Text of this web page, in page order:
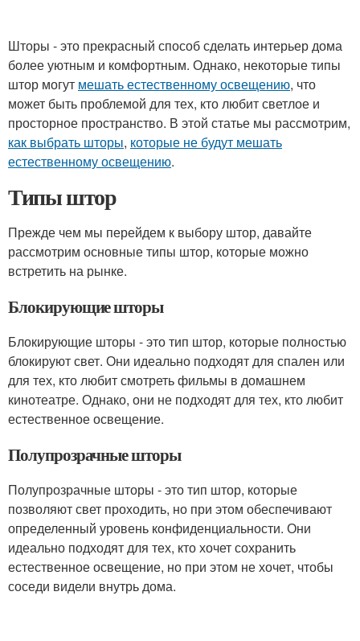
Шторы - это прекрасный способ сделать интерьер дома
более уютным и комфортным. Однако, некоторые типы
штор могут мешать естественному освещению, что
может быть проблемой для тех, кто любит светлое и
просторное пространство. В этой статье мы рассмотрим,
как выбрать шторы, которые не будут мешать
естественному освещению.
Типы штор
Прежде чем мы перейдем к выбору штор, давайте
рассмотрим основные типы штор, которые можно
встретить на рынке.
Блокирующие шторы
Блокирующие шторы - это тип штор, которые полностью
блокируют свет. Они идеально подходят для спален или
для тех, кто любит смотреть фильмы в домашнем
кинотеатре. Однако, они не подходят для тех, кто любит
естественное освещение.
Полупрозрачные шторы
Полупрозрачные шторы - это тип штор, которые
позволяют свет проходить, но при этом обеспечивают
определенный уровень конфиденциальности. Они
идеально подходят для тех, кто хочет сохранить
естественное освещение, но при этом не хочет, чтобы
соседи видели внутрь дома.